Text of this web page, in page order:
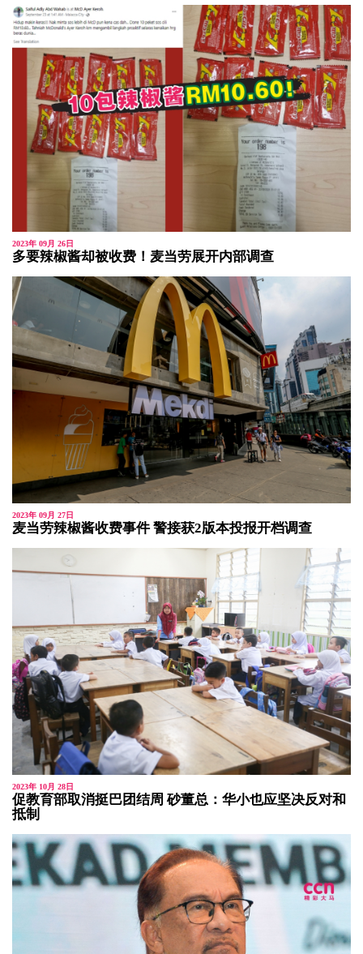
2023年 09月 26日
多要辣椒酱却被收费！麦当劳展开内部调查
2023年 09月 27日
麦当劳辣椒酱收费事件 警接获2版本投报开档调查
2023年 10月 28日
促教育部取消挺巴团结周 砂董总：华小也应坚决反对和
抵制